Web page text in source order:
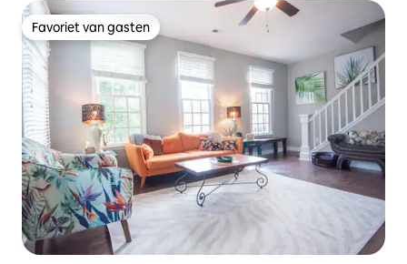
Favoriet van gasten
Favoriet van gasten